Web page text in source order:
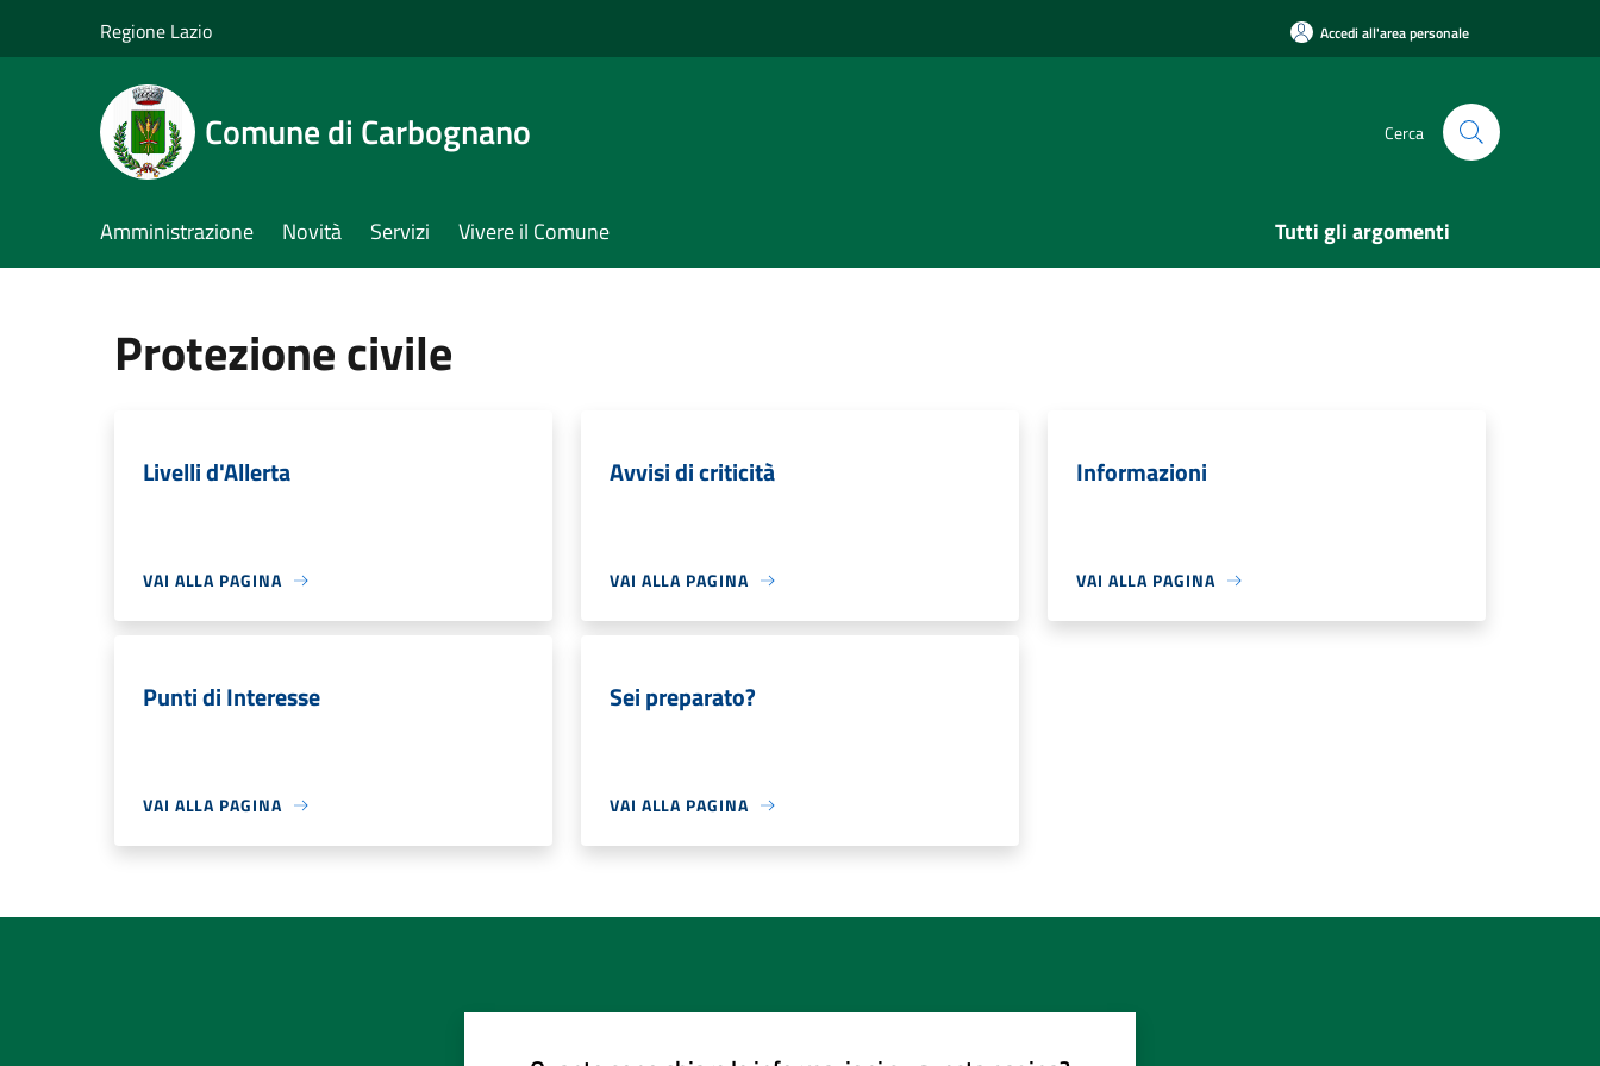
Regione Lazio Accedi all'area personale
Comune di Carbognano Cerca
Amministrazione Novità Servizi Vivere il Comune Tutti gli argomenti
Protezione civile
Livelli d'Allerta
VAI ALLA PAGINA
Avvisi di criticità
VAI ALLA PAGINA
Informazioni
VAI ALLA PAGINA
Punti di Interesse
VAI ALLA PAGINA
Sei preparato?
VAI ALLA PAGINA